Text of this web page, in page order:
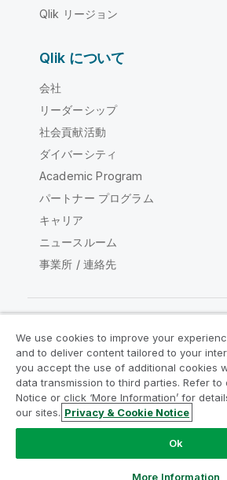
Qlik リージョン
Qlik について
会社
リーダーシップ
社会貢献活動
ダイバーシティ
Academic Program
パートナー プログラム
キャリア
ニュースルーム
事業所 / 連絡先
Qlik コミュニティ
法的契約 製品規約
Legal
リーガルポリシー
利用規約
Do Not Share My Info
Copyright © 1993-2026 QlikTech
We use cookies to improve your
and to deliver content tailored to your
you accept the use of additional cookies
data transmission to third parties. Refer to
Notice or click ‘More Information’ for
our sites. Privacy & Cookie Notice
Ok
More Information